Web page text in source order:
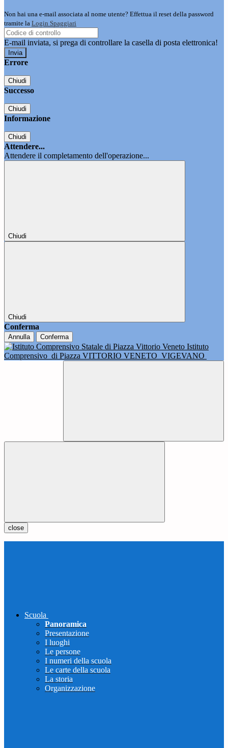
Non hai una e-mail associata al nome utente? Effettua il reset della password
tramite la Login Spaggiari
E-mail inviata, si prega di controllare la casella di posta elettronica!
Errore
Chiudi
Successo
Chiudi
Informazione
Chiudi
Attendere...
Attendere il completamento dell'operazione...
Chiudi
Chiudi
Conferma
Annulla Conferma
Istituto
Comprensivo di Piazza VITTORIO VENETO VIGEVANO
close
Scuola
Panoramica
Presentazione
I luoghi
Le persone
I numeri della scuola
Le carte della scuola
La storia
Organizzazione